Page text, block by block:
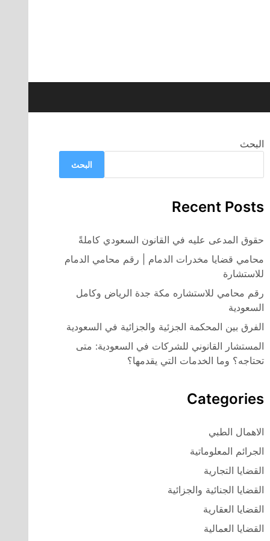
البحث
البحث
Recent Posts
حقوق المدعى عليه في القانون السعودي كاملةً
محامي قضايا مخدرات الدمام | رقم محامي الدمام
للاستشارة
رقم محامي للاستشاره مكة جدة الرياض وكامل
السعودية
الفرق بين المحكمة الجزئية والجزائية في السعودية
المستشار القانوني للشركات في السعودية: متى
تحتاجه؟ وما الخدمات التي يقدمها؟
Categories
الاهمال الطبي
الجرائم المعلوماتية
القضايا التجارية
القضايا الجنائية والجزائية
القضايا العقارية
القضايا العمالية